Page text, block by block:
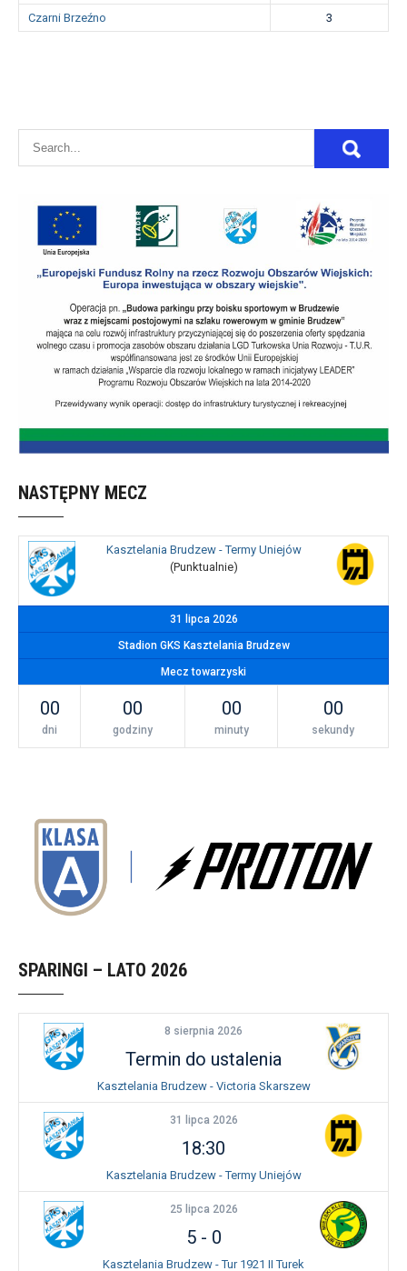
Czarni Brzeźno
3
NASTĘPNY MECZ
Kasztelania Brudzew - Termy Uniejów
(Punktualnie)
31 lipca 2026
Stadion GKS Kasztelania Brudzew
Mecz towarzyski
00
dni
00
godziny
00
minuty
00
sekundy
SPARINGI – LATO 2026
8 sierpnia 2026
Termin do ustalenia
Kasztelania Brudzew - Victoria Skarszew
31 lipca 2026
18:30
Kasztelania Brudzew - Termy Uniejów
25 lipca 2026
5- 0
Kasztelania Brudzew - Tur 1921 II Turek